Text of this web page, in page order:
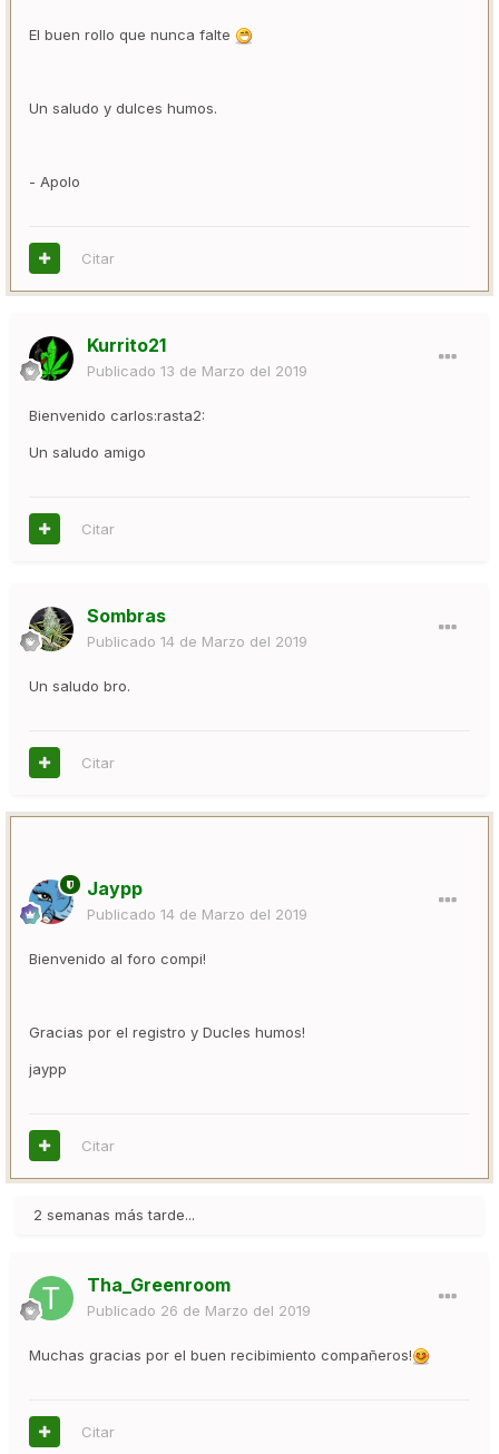
El buen rollo que nunca falte
Un saludo y dulces humos.
- Apolo
Citar
Kurrito21
Publicado 13 de Marzo del 2019
Bienvenido carlos:rasta2:
Un saludo amigo
Citar
Sombras
Publicado 14 de Marzo del 2019
Un saludo bro.
Citar
Jaypp
Publicado 14 de Marzo del 2019
Bienvenido al foro compi!
Gracias por el registro y Ducles humos!
jaypp
Citar
2 semanas más tarde...
Tha_Greenroom
Publicado 26 de Marzo del 2019
Muchas gracias por el buen recibimiento compañeros!
Citar